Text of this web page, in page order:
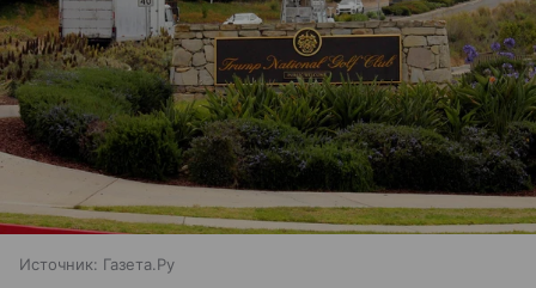
Источник: Газета.Ру